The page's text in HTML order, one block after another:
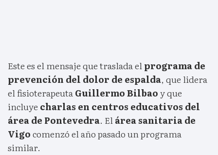
Este es el mensaje que traslada elprograma de
prevención del dolor de espalda, que lidera
el fisioterapeutaGuillermo Bilbaoy que
incluye charlas en centros educativos del
área de Pontevedra. Elárea sanitaria de
Vigocomenzó el año pasado un programa
similar.